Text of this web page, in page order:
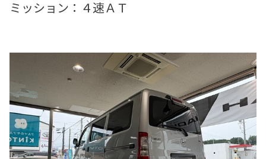
ミッション：４速ＡＴ